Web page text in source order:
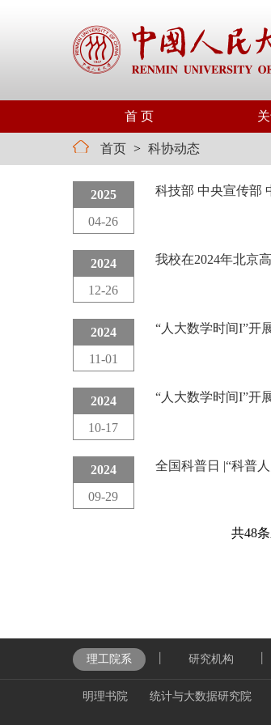
首 页
首页 > 科协动态
2025
04-26
科技部 中央宣传部
2024
12-26
我校在2024年北京
2024
11-01
“人大数学时间I”开
2024
10-17
“人大数学时间I”开
2024
09-29
全国科普日 |“科普
共48
理工院系 研究机构
明理书院 统计与大数据研究院